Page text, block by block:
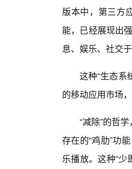
版本中，第三方
能，已经展现出
息、娱乐、社交
这种“生态系
的移动应用市场
“减除”的哲
存在的“鸡肋”功
乐播放。这种“